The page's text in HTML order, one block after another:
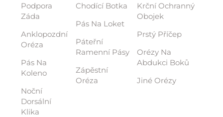
Podpora
Záda
Anklopozdní
Oréza
Pás Na
Koleno
Noční
Dorsální
Klika
Chodící Botka
Pás Na Loket
Páteřní
Ramenní Pásy
Zápěstní
Oréza
Krční Ochranný
Obojek
Prstý Příčep
Orézy Na
Abdukci Boků
Jiné Orézy